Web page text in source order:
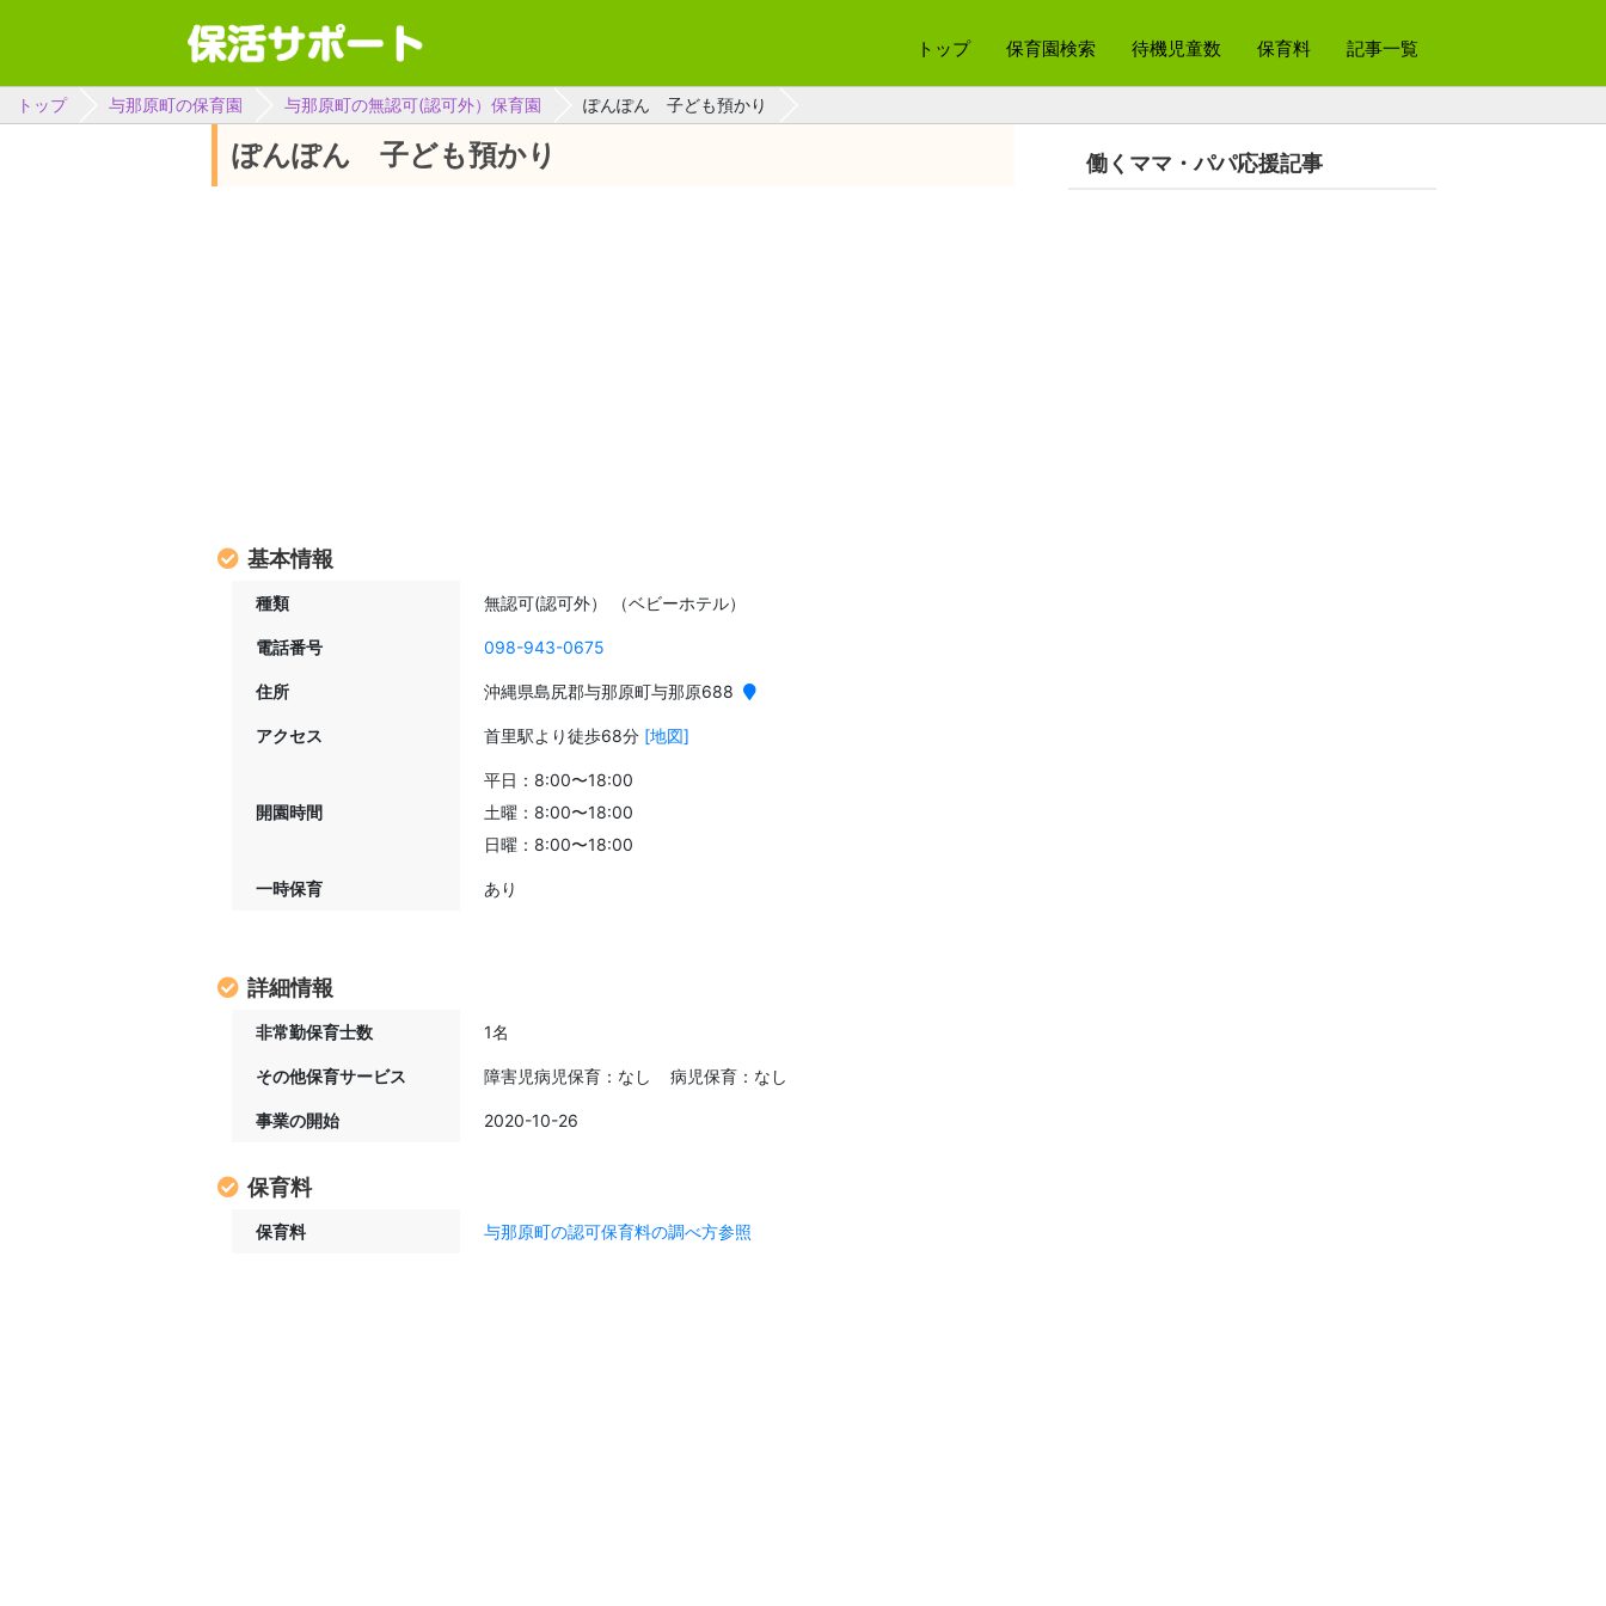
トップ 保育園検索 待機児童数 保育料 記事一覧
トップ 与那原町の保育園 与那原町の無認可(認可外）保育園 ぽんぽん 子ども預かり
ぽんぽん 子ども預かり
基本情報
種類 無認可(認可外） （ベビーホテル）
電話番号 098-943-0675
住所 沖縄県島尻郡与那原町与那原688
アクセス 首里駅より徒歩68分 [地図]
開園時間
平日：8:00〜18:00
土曜：8:00〜18:00
日曜：8:00〜18:00
一時保育 あり
詳細情報
非常勤保育士数 1名
その他保育サービス 障害児病児保育：なし 病児保育：なし
事業の開始 2020-10-26
保育料
保育料 与那原町の認可保育料の調べ方参照
働くママ・パパ応援記事